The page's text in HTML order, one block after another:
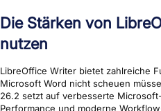
Die Stärken von
nutzen
LibreOffice Writer bietet zahlreiche
Microsoft Word nicht scheuen
26.2 setzt auf verbesserte
Performance und moderne